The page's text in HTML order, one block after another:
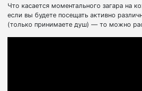
Что касается моментального загара на
если вы будете посещать активно
(только принимаете душ) — то можно